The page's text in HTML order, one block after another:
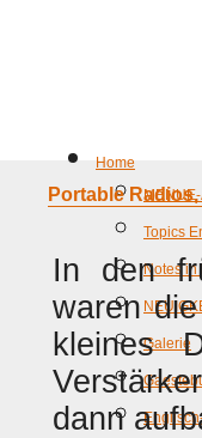
Home
Topics
Notes in
Galerie
Portable
In den
waren
kleines
dann